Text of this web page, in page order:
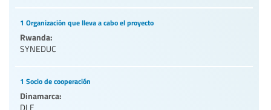
1 Organización que lleva a cabo el proyecto
Rwanda:
SYNEDUC
1 Socio de cooperación
Dinamarca:
DLF